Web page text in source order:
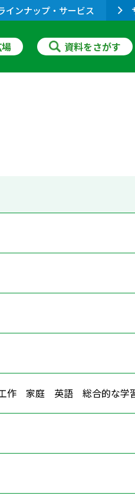
インナップ・サービス
資料をさがす
家庭 英語 総合的な